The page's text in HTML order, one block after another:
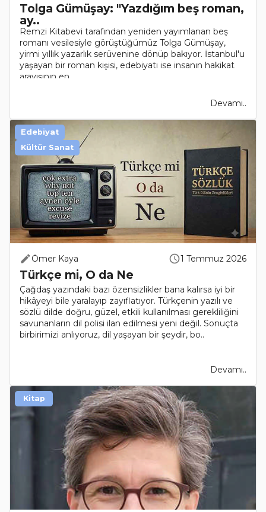
Tolga Gümüşay: "Yazdığım beş roman,
ay..
Remzi Kitabevi tarafından yeniden yayımlanan beş
romanı vesilesiyle görüştüğümüz Tolga Gümüşay,
yirmi yıllık yazarlık serüvenine dönüp bakıyor. İstanbul'u
yaşayan bir roman kişisi, edebiyatı ise insanın hakikat
arayışının en..
Devamı..
Ömer Kaya 1 Temmuz 2026
Türkçe mi, O da Ne
Çağdaş yazındaki bazı özensizlikler bana kalırsa iyi bir
hikâyeyi bile yaralayıp zayıflatıyor. Türkçenin yazılı ve
sözlü dilde doğru, güzel, etkili kullanılması gerekliliğini
savunanların dil polisi ilan edilmesi yeni değil. Sonuçta
birbirimizi anlıyoruz, dil yaşayan bir şeydir, bo..
Devamı..
Edebiyat
Kültür Sanat
Kitap